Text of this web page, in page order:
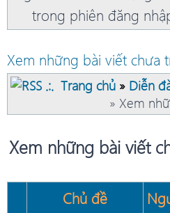
trong phiên đăng
Xem những bài viết chưa
Trang chủ » Diễn
» Xem
Xem những bài viết
Chủ đề